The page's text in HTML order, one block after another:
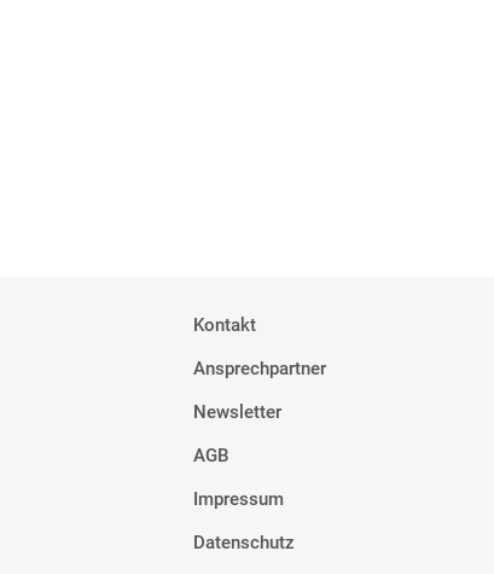
Kontakt
Ansprechpartner
Newsletter
AGB
Impressum
Datenschutz